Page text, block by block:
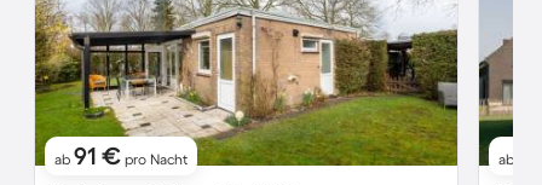
ab 91 € pro Nacht ab